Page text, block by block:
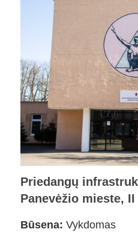
Priedangų
Panevėžio mieste, II
Būsena: Vykdomas